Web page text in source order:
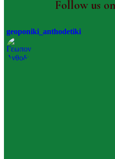
Follow us
geoponiki_anthodetiki